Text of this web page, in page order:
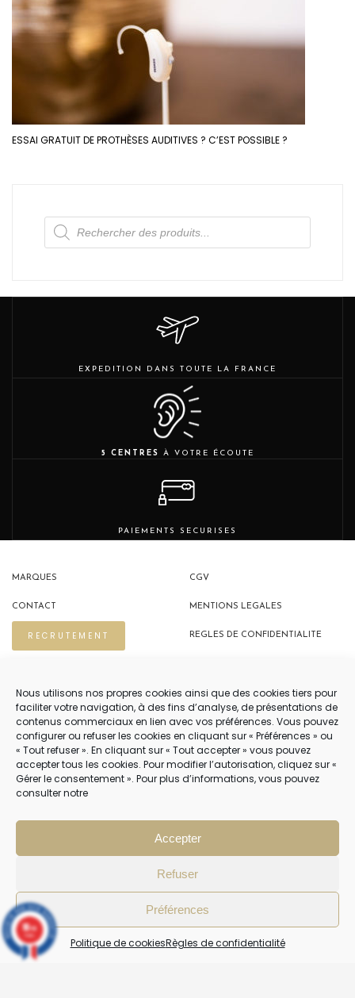
Nous utilisons nos propres cookies ainsi que des cookies tiers pour
faciliter votre navigation, à des fins d’analyse, de présentations de
contenus commerciaux en lien avec vos préférences. Vous pouvez
configurer ou refuser les cookies en cliquant sur « Préférences » ou
« Tout refuser ». En cliquant sur « Tout accepter » vous pouvez
accepter tous les cookies. Pour modifier l’autorisation, cliquez sur «
Gérer le consentement ». Pour plus d’informations, vous pouvez
consulter notre
Accepter
Refuser
Préférences
Politique de cookiesRègles de confidentialité
ESSAI GRATUIT DE PROTHÈSES AUDITIVES ? C’EST POSSIBLE ?
Recherche
de
produits
EXPEDITION DANS TOUTE LA FRANCE
5 CENTRES À VOTRE ÉCOUTE
PAIEMENTS SECURISES
MARQUES
CONTACT
RECRUTEMENT
CGV
MENTIONS LEGALES
REGLES DE CONFIDENTIALITE
NOUS CONTACTER
04 22 54 75 02
NOTRE SERVICE CLIENT EST OUVERT DU LUNDI AU VENDREDI DE 9H À 12H
10/10
4 avis